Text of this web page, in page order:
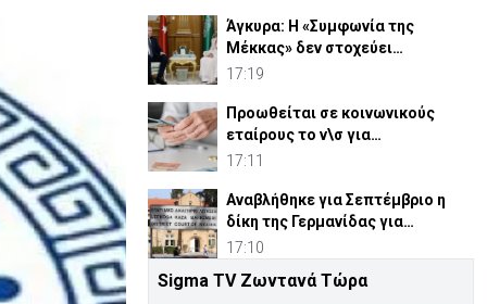
Άγκυρα: Η «Συμφωνία της
Μέκκας» δεν στοχεύει
συγκεκριμένο κράτος
17:19
Προωθείται σε κοινωνικούς
εταίρους το ν\σ για
συνταξιοδοτικό
17:11
Αναβλήθηκε για Σεπτέμβριο η
δίκη της Γερμανίδας για
σφετερισμό ε/κ περιουσιών
17:10
Αστυνομία: 119 επαναπατρισμοί
Sigma TV Ζωντανά Τώρα